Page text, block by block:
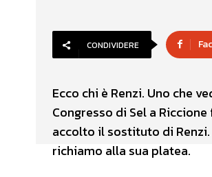
CONDIVIDERE
Ecco chi è Renzi. Uno che
Congresso di Sel a
accolto il sostituto di
richiamo alla sua platea.